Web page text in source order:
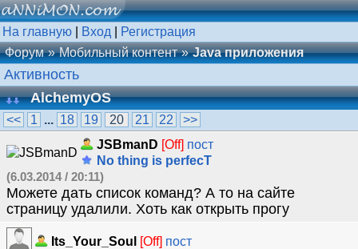
На главную Вход
Регистрация
Форум
Мобильный контент Java приложения
Активность
AlchemyOS
<< 1 ... 18 19 20 21 22
>>
JSBmanD [Off] пост
No thing is perfecT
(6.03.2014 / 20:11)
Можете дать список команд? А то на сайте
страницу удалили. Хоть как открыть прогу
Its_Your_Soul [Off] пост